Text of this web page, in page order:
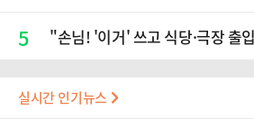
5 "손님! '이거' 쓰고 식당·극장 출
실시간 인기뉴스